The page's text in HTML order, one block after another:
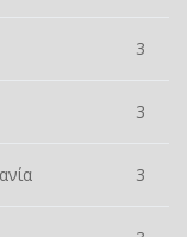
3
3
3